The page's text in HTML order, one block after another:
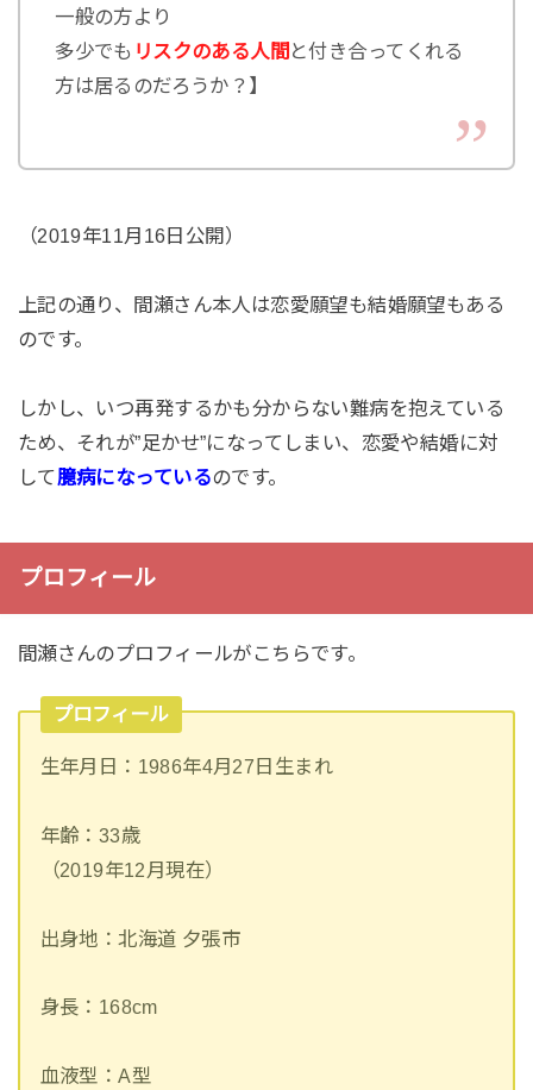
一般の方より
多少でも リスクのある人間 と付き合ってくれる
方は居るのだろうか？】
（2019年11月16日公開）
上記の通り、間瀬さん本人は恋愛願望も結婚願望もある
のです。
しかし、いつ再発するかも分からない難病を抱えている
ため、それが”足かせ”になってしまい、恋愛や結婚に対
して臆病になっているのです。
プロフィール
間瀬さんのプロフィールがこちらです。
プロフィール
生年月日：1986年4月27日生まれ
年齢：33歳
（2019年12月現在）
出身地：北海道 夕張市
身長：168cm
血液型：A型